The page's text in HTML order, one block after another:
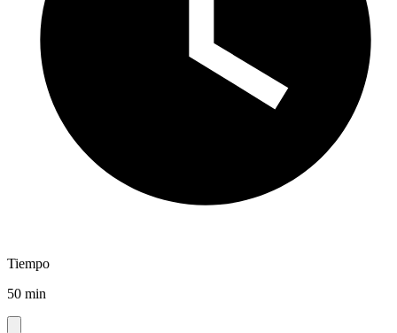
Tiempo
50 min